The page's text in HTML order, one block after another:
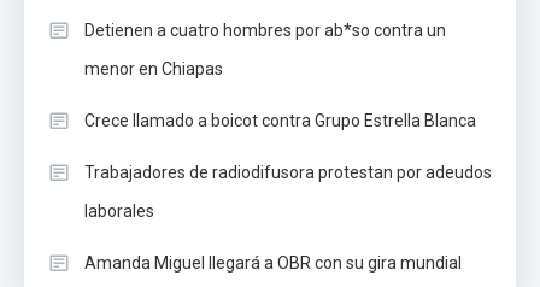
Detienen a cuatro hombres por ab*so contra un
menor en Chiapas
Crece llamado a boicot contra Grupo Estrella Blanca
Trabajadores de radiodifusora protestan por adeudos
laborales
Amanda Miguel llegará a OBR con su gira mundial